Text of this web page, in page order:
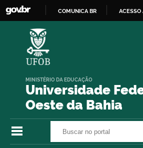
COMUNICA BR ACESSO
Universidade
Oeste da Bahia
MINISTÉRIO DA EDUCAÇÃO